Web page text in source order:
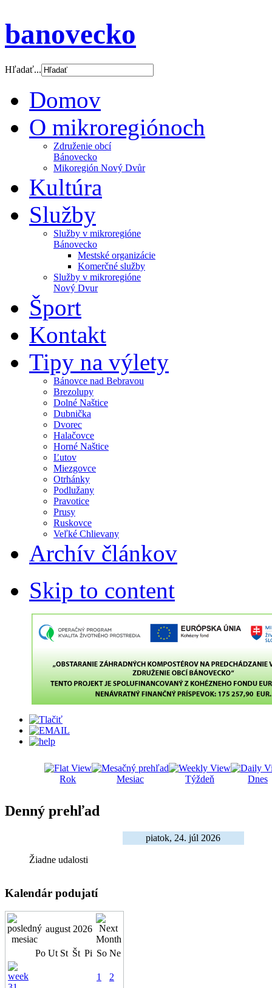
banovecko
Hľadať...
Domov
O mikroregiónoch
Združenie obcí
Bánovecko
Mikoregión Nový Dvůr
Kultúra
Služby
Služby v mikroregióne
Bánovecko
Mestské organizácie
Komerčné služby
Služby v mikroregióne
Nový Dvur
Šport
Kontakt
Tipy na výlety
Bánovce nad Bebravou
Brezolupy
Dolné Naštice
Dubnička
Dvorec
Halačovce
Horné Naštice
Ľutov
Miezgovce
Otrhánky
Podlužany
Pravotice
Prusy
Ruskovce
Veľké Chlievany
Archív článkov
Skip to content
Rok Mesiac Týždeň Dnes
Denný prehľad
piatok, 24. júl 2026
Žiadne udalosti
Kalendár podujatí
august 2026
Po Ut St Št Pi So Ne
1 2